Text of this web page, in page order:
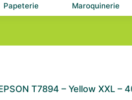
Papeterie Maroquinerie
T7894 – Yellow XXL –